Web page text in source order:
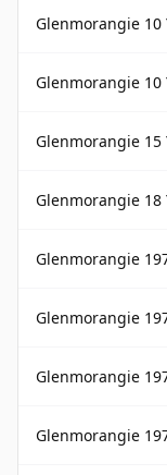
Glenmorangie 10
Glenmorangie 10
Glenmorangie 15
Glenmorangie 18
Glenmorangie
Glenmorangie
Glenmorangie
Glenmorangie